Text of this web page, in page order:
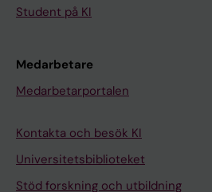
Student på KI
Medarbetare
Medarbetarportalen
Kontakta och besök KI
Universitetsbiblioteket
Stöd forskning och utbildning